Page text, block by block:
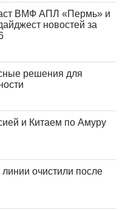
ВМФ АПЛ «Пермь» и
новостей за
решения для
и Китаем по Амуру
очистили после